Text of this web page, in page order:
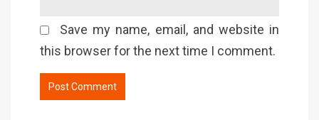
Save my name, email, and website in
this browser for the next time I comment.